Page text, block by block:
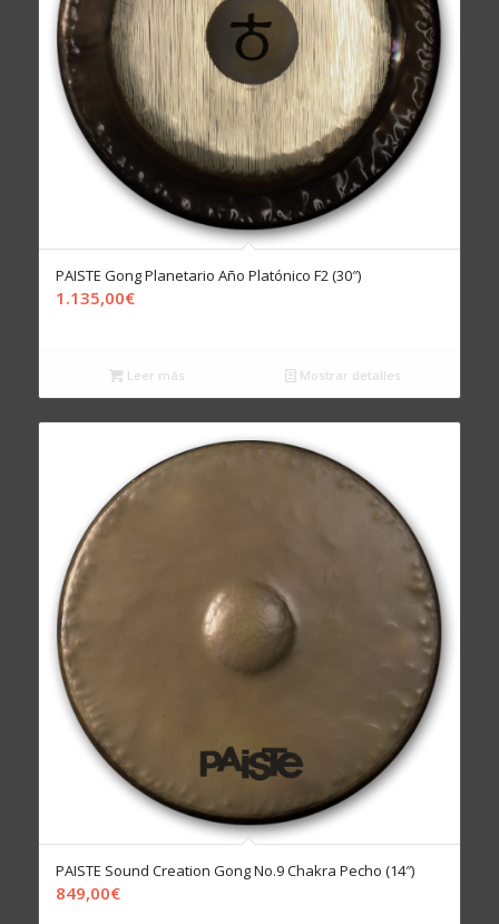
PAISTE Gong Planetario Año Platónico F2 (30″)
1.135,00€
Leer más Mostrar detalles
PAISTE Sound Creation Gong No.9 Chakra Pecho (14″)
849,00€